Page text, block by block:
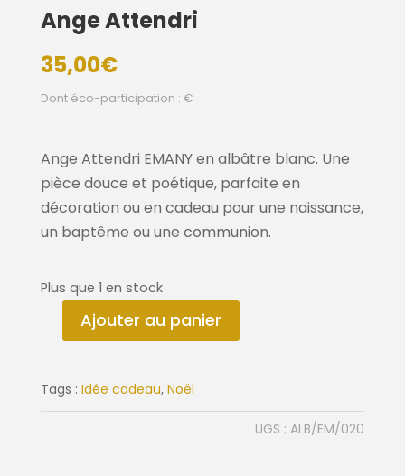
Ange Attendri
35,00€
Dont éco-participation : €
Ange Attendri EMANY en albâtre blanc. Une
pièce douce et poétique, parfaite en
décoration ou en cadeau pour une naissance,
un baptême ou une communion.
Plus que 1 en stock
quantité
Ange
Ajouter au panier
Tags : Idée cadeau, Noël
UGS :ALB/EM/020